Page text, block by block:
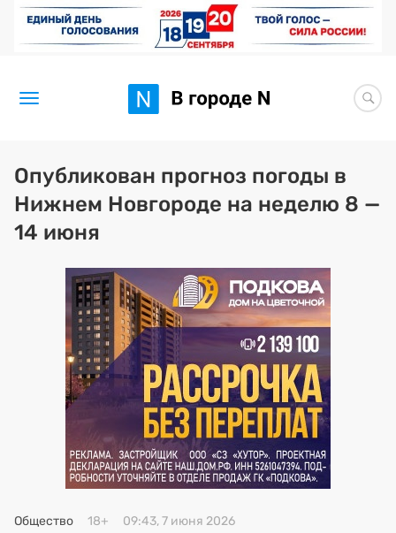
Новости
Статьи
BORЩ
Искусство исцелять
Премия 2026 (текущая)
Премия 2025
Эксперты
Опубликован прогноз погоды в
Нижнем Новгороде на неделю 8 —
14 июня
Общество 18+ 09:43, 7 июня 2026